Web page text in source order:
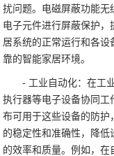
扰问题。电磁屏蔽功能无
电子元件进行屏蔽保护
居系统的正常运行和各设
靠的智能家居环境。
- 工业自动化：在工
执行器等电子设备协同
布可用于这些设备的防
的稳定性和准确性，降
的效率和质量。例如，